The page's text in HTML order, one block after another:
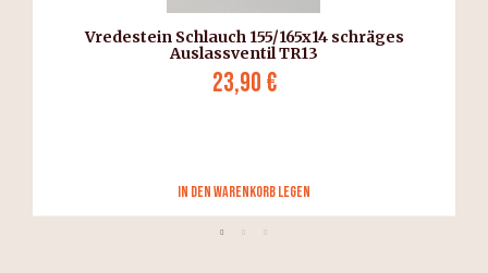
Vredestein Schlauch 155/165x14 schräges
Auslassventil TR13
23,90 €
in den Warenkorb legen